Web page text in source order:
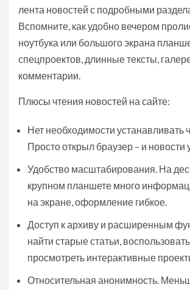
лента новостей с подробными
Вспомните, как удобно вечером
ноутбука или большого экрана
спецпроектов, длинные тексты,
комментарии.
Плюсы чтения новостей на сайте:
Нет необходимости устанавливать
Просто открыл браузер – и новости
Удобство масштабирования. На
крупном планшете много
на экране, оформление гибкое.
Доступ к архиву и расширенным
найти старые статьи,
просмотреть интерактивные
Относительная анонимность.